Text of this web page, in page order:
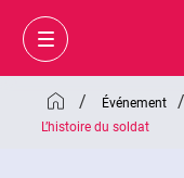
/ Événement /
L’histoire du soldat